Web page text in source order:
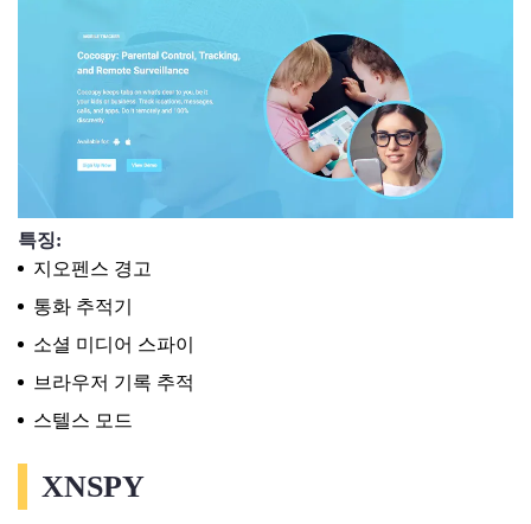
특징:
지오펜스 경고
통화 추적기
소셜 미디어 스파이
브라우저 기록 추적
스텔스 모드
XNSPY